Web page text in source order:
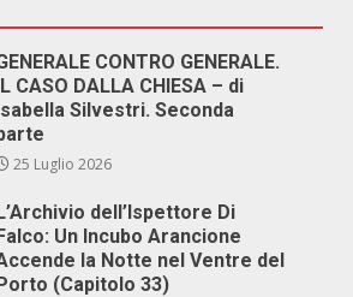
CONTRO GENERALE.
CASO DALLA CHIESA – di
Silvestri. Seconda
25 Luglio 2026
dell’Ispettore Di
Un Incubo Arancione
la Notte nel Ventre del
(Capitolo 33)